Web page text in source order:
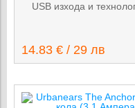
USB изхода и
14.83 € / 29 лв